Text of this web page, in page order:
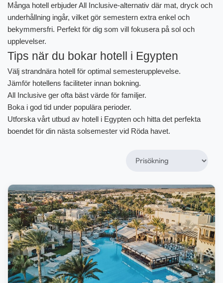
Många hotell erbjuder All Inclusive-alternativ där mat, dryck och
underhållning ingår, vilket gör semestern extra enkel och
bekymmersfri. Perfekt för dig som vill fokusera på sol och
upplevelser.
Tips när du bokar hotell i Egypten
Välj strandnära hotell för optimal semesterupplevelse.
Jämför hotellens faciliteter innan bokning.
All Inclusive ger ofta bäst värde för familjer.
Boka i god tid under populära perioder.
Utforska vårt utbud av hotell i Egypten och hitta det perfekta
boendet för din nästa solsemester vid Röda havet.